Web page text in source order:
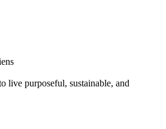
live purposeful, sustainable, and